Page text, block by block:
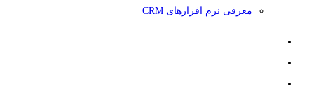
معرفی نرم افزارهای CRM